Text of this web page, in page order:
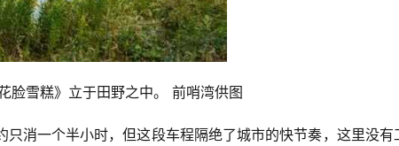
脸雪糕》立于田野之中。 前哨湾供图
消一个半小时，但这段车程隔绝了城市的快节奏，这里没有